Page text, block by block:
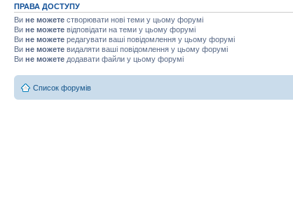
ПРАВА ДОСТУПУ
Ви не можете створювати нові теми у цьому форумі
Ви не можете відповідати на теми у цьому форумі
Ви не можете редагувати ваші повідомлення у цьому форумі
Ви не можете видаляти ваші повідомлення у цьому форумі
Ви не можете додавати файли у цьому форумі
Список форумів